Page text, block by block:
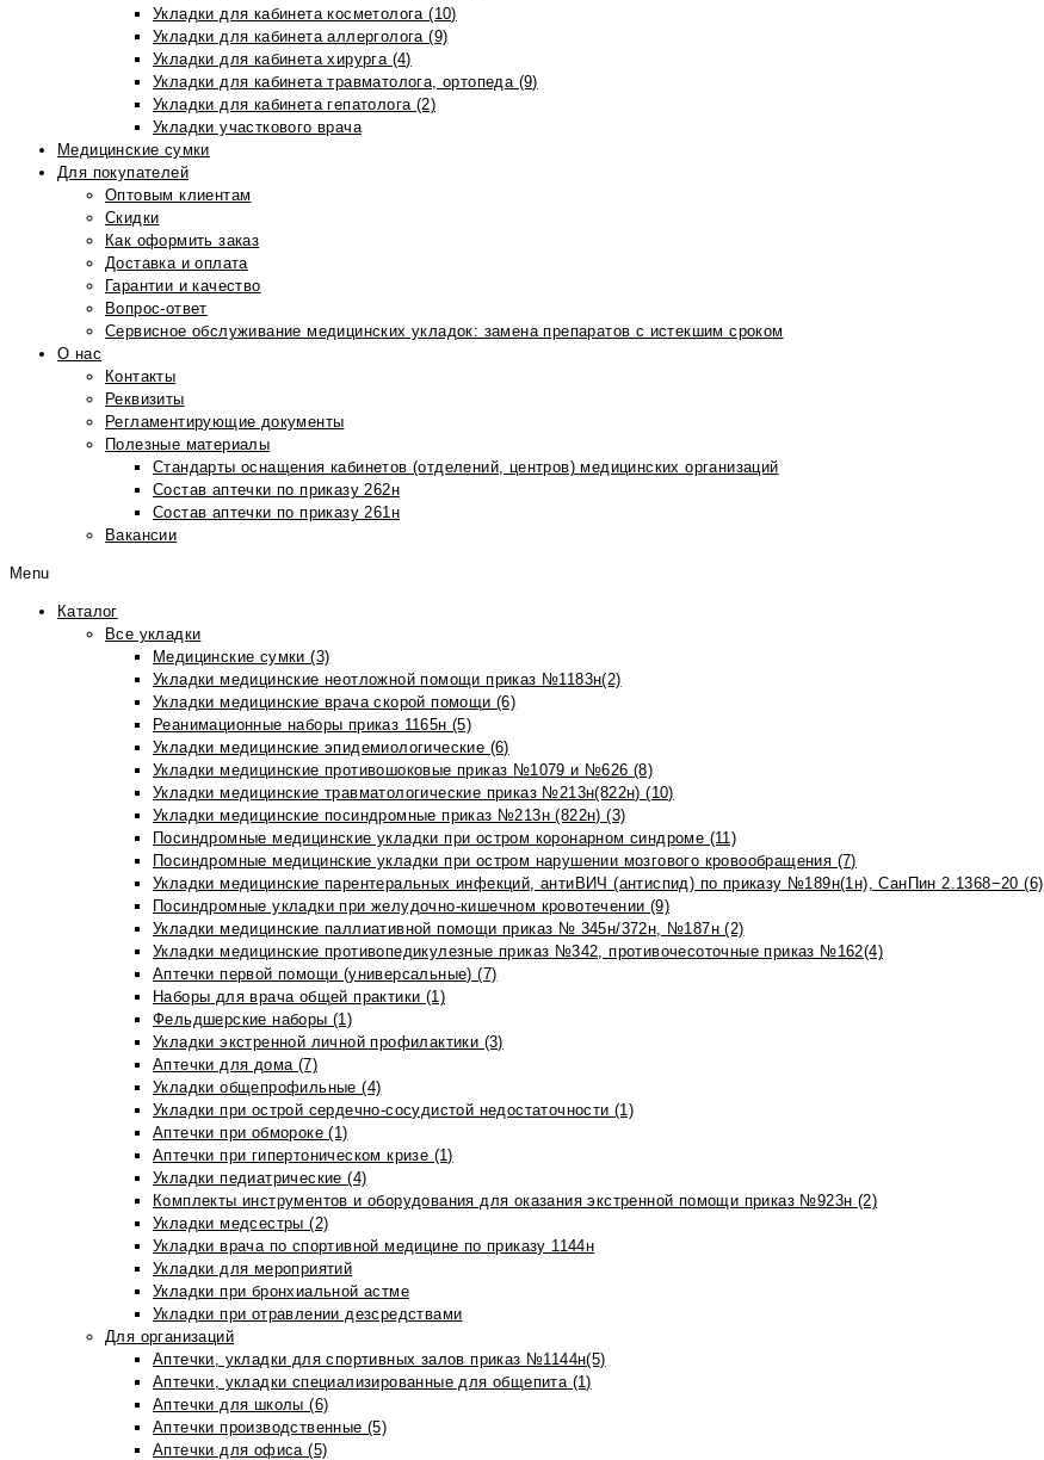
Укладки для кабинета косметолога (10)
Укладки для кабинета аллерголога (9)
Укладки для кабинета хирурга (4)
Укладки для кабинета травматолога, ортопеда (9)
Укладки для кабинета гепатолога (2)
Укладки участкового врача
Медицинские сумки
Для покупателей
Оптовым клиентам
Скидки
Как оформить заказ
Доставка и оплата
Гарантии и качество
Вопрос-ответ
Сервисное обслуживание медицинских укладок: замена препаратов с истекшим сроком
О нас
Контакты
Реквизиты
Регламентирующие документы
Полезные материалы
Стандарты оснащения кабинетов (отделений, центров) медицинских организаций
Состав аптечки по приказу 262н
Состав аптечки по приказу 261н
Вакансии
Menu
Каталог
Все укладки
Медицинские сумки (3)
Укладки медицинские неотложной помощи приказ №1183н(2)
Укладки медицинские врача скорой помощи (6)
Реанимационные наборы приказ 1165н (5)
Укладки медицинские эпидемиологические (6)
Укладки медицинские противошоковые приказ №1079 и №626 (8)
Укладки медицинские травматологические приказ №213н(822н) (10)
Укладки медицинские посиндромные приказ №213н (822н) (3)
Посиндромные медицинские укладки при остром коронарном синдроме (11)
Посиндромные медицинские укладки при остром нарушении мозгового кровообращения (7)
Укладки медицинские парентеральных инфекций, антиВИЧ (антиспид) по приказу №189н(1н), СанПин 2.1368−20 (6)
Посиндромные укладки при желудочно-кишечном кровотечении (9)
Укладки медицинские паллиативной помощи приказ № 345н/372н, №187н (2)
Укладки медицинские противопедикулезные приказ №342, противочесоточные приказ №162(4)
Аптечки первой помощи (универсальные) (7)
Наборы для врача общей практики (1)
Фельдшерские наборы (1)
Укладки экстренной личной профилактики (3)
Аптечки для дома (7)
Укладки общепрофильные (4)
Укладки при острой сердечно-сосудистой недостаточности (1)
Аптечки при обмороке (1)
Аптечки при гипертоническом кризе (1)
Укладки педиатрические (4)
Комплекты инструментов и оборудования для оказания экстренной помощи приказ №923н (2)
Укладки медсестры (2)
Укладки врача по спортивной медицине по приказу 1144н
Укладки для мероприятий
Укладки при бронхиальной астме
Укладки при отравлении дезсредствами
Для организаций
Аптечки, укладки для спортивных залов приказ №1144н(5)
Аптечки, укладки специализированные для общепита (1)
Аптечки для школы (6)
Аптечки производственные (5)
Аптечки для офиса (5)